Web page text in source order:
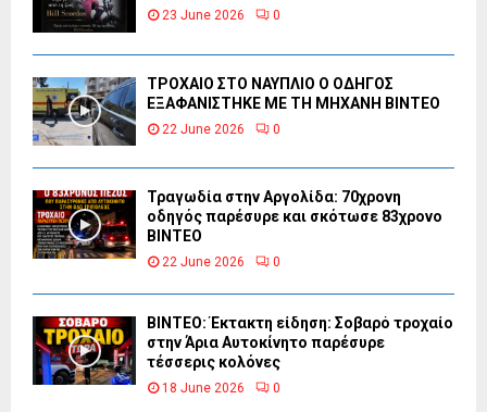
23 June 2026 0
ΤΡΟΧΑΙΟ ΣΤΟ ΝΑΥΠΛΙΟ Ο ΟΔΗΓΟΣ
ΕΞΑΦΑΝΙΣΤΗΚΕ ΜΕ ΤΗ ΜΗΧΑΝΗ ΒΙΝΤΕΟ
22 June 2026 0
Τραγωδία στην Αργολίδα: 70χρονη
οδηγός παρέσυρε και σκότωσε 83χρονο
ΒΙΝΤΕΟ
22 June 2026 0
ΒΙΝΤΕΟ: Έκτακτη είδηση: Σοβαρό τροχαίο
στην Άρια Αυτοκίνητο παρέσυρε
τέσσερις κολόνες
18 June 2026 0